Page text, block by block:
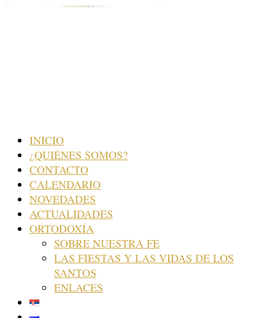
INICIO
¿QUIÉNES SOMOS?
CONTACTO
CALENDARIO
NOVEDADES
ACTUALIDADES
ORTODOXÍA
SOBRE NUESTRA FE
LAS FIESTAS Y LAS VIDAS DE LOS
SANTOS
ENLACES